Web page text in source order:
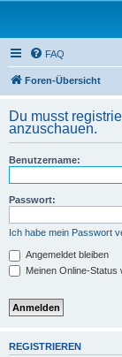
FAQ
Foren-Übersicht
Du musst
anzuschauen.
Benutzername:
Passwort:
Ich habe mein Passwort
Angemeldet bleiben
Meinen Online-
REGISTRIEREN